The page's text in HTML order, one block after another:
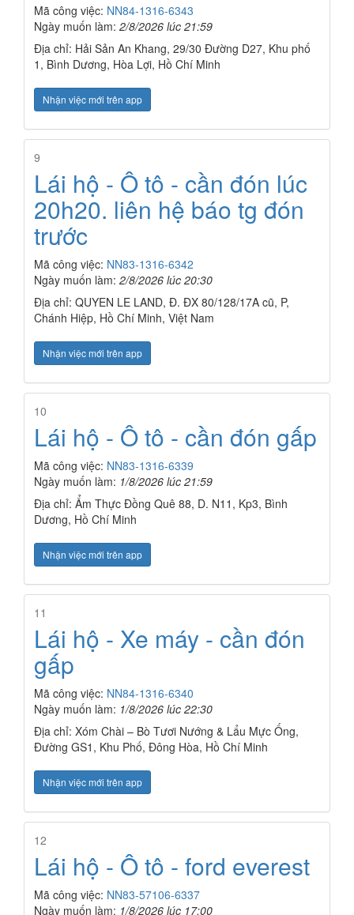
Mã công việc: NN84-1316-6343
Ngày muốn làm: 2/8/2026 lúc 21:59
Địa chỉ: Hải Sản An Khang, 29/30 Đường D27, Khu phố
1, Bình Dương, Hòa Lợi, Hồ Chí Minh
Nhận việc mới trên app
9
Lái hộ - Ô tô - cần đón lúc
20h20. liên hệ báo tg đón
trước
Mã công việc: NN83-1316-6342
Ngày muốn làm: 2/8/2026 lúc 20:30
Địa chỉ: QUYEN LE LAND, Đ. ĐX 80/128/17A cũ, P,
Chánh Hiệp, Hồ Chí Minh, Việt Nam
Nhận việc mới trên app
10
Lái hộ - Ô tô - cần đón gấp
Mã công việc: NN83-1316-6339
Ngày muốn làm: 1/8/2026 lúc 21:59
Địa chỉ: Ẩm Thực Đồng Quê 88, D. N11, Kp3, Bình
Dương, Hồ Chí Minh
Nhận việc mới trên app
11
Lái hộ - Xe máy - cần đón
gấp
Mã công việc: NN84-1316-6340
Ngày muốn làm: 1/8/2026 lúc 22:30
Địa chỉ: Xóm Chài – Bò Tươi Nướng & Lẩu Mực Ống,
Đường GS1, Khu Phố, Đông Hòa, Hồ Chí Minh
Nhận việc mới trên app
12
Lái hộ - Ô tô - ford everest
Mã công việc: NN83-57106-6337
Ngày muốn làm: 1/8/2026 lúc 17:00